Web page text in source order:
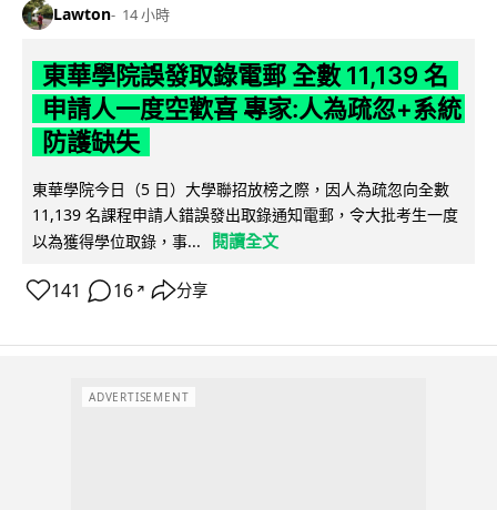
Lawton 14 小時
東華學院誤發取錄電郵 全數 11,139 名
申請人一度空歡喜 專家:人為疏忽+系統
防護缺失
東華學院今日（5 日）大學聯招放榜之際，因人為疏忽向全數
11,139 名課程申請人錯誤發出取錄通知電郵，令大批考生一度
以為獲得學位取錄，事...
閱讀全文
141 16 ↗ 分享
ADVERTISEMENT